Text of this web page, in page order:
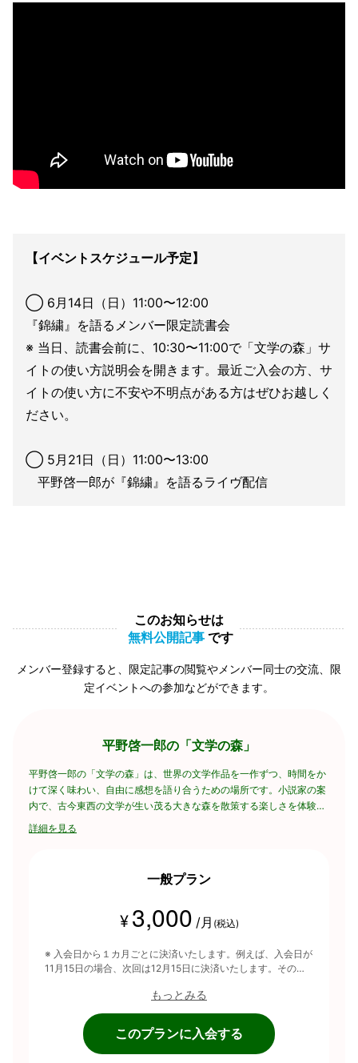
【イベントスケジュール予定】
◯ 6月14日（日）11:00〜12:00
『錦繍』を語るメンバー限定読書会
※ 当日、読書会前に、10:30〜11:00で「文学の森」サ
イトの使い方説明会を開きます。最近ご入会の方、サ
イトの使い方に不安や不明点がある方はぜひお越しく
ださい。
◯ 5月21日（日）11:00〜13:00
平野啓一郎が『錦繍』を語るライヴ配信
このお知らせは
無料公開記事 です
メンバー登録すると、限定記事の閲覧やメンバー同士の交流、限
定イベントへの参加などができます。
平野啓一郎の「文学の森」
平野啓一郎の「文学の森」は、世界の文学作品を一作ずつ、時間をか
けて深く味わい、自由に感想を語り合うための場所です。小説家の案
内で、古今東西の文学が生い茂る大きな森を散策する楽しさを体験し
てください。
詳細を見る
一般プラン
¥ 3,000 /月 (税込)
※ 入会日から１カ月ごとに決済いたします。例えば、入会日が
11月15日の場合、次回は12月15日に決済いたします。そのた
もっとみる
このプランに入会する